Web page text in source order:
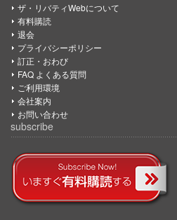
ザ・リバティWebについて
有料購読
退会
プライバシーポリシー
訂正・おわび
FAQ よくある質問
ご利用環境
会社案内
お問い合わせ
subscribe